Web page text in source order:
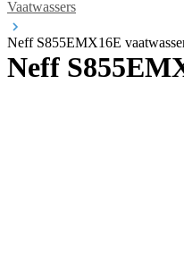
Vaatwassers
Neff S855EMX16E
Neff